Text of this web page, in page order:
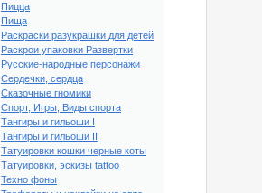
Пицца
Пища
Раскраски разукрашки для детей
Раскрои упаковки Развертки
Русские-народные персонажи
Сердечки, сердца
Сказочные гномики
Спорт, Игры, Виды спорта
Тангиры и гильоши I
Тангиры и гильоши II
Татуировки кошки черные коты
Татуировки, эскизы tattoo
Техно фоны